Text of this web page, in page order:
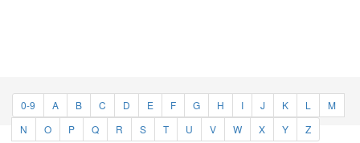
0-9 A B C D E F G H I J K L
M
N
O P Q R S T U V W X Y Z